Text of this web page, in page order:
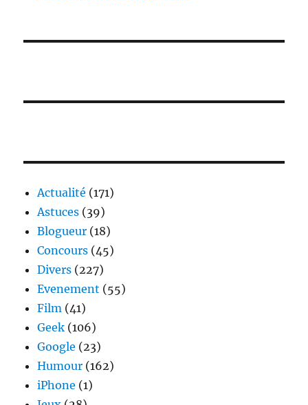
Actualité (171)
Astuces (39)
Blogueur (18)
Concours (45)
Divers (227)
Evenement (55)
Film (41)
Geek (106)
Google (23)
Humour (162)
iPhone (1)